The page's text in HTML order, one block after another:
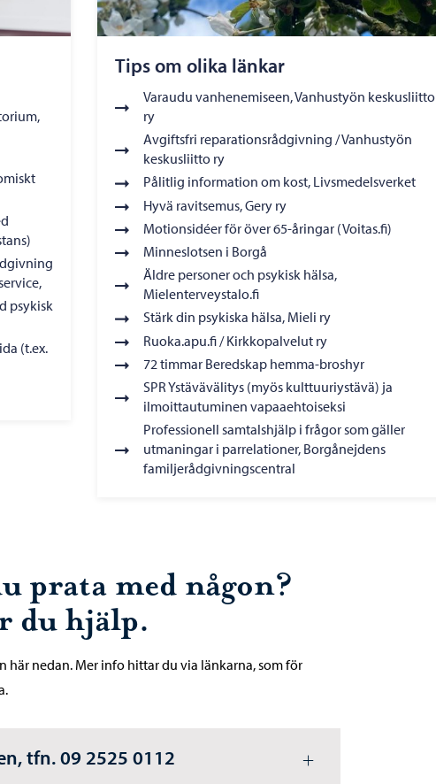
psykisk
(t.ex.
Tips om olika länkar
Varaudu vanhenemiseen, Vanhustyön keskusliitto
ry
Avgiftsfri reparationsrådgivning / Vanhustyön
keskusliitto ry
Pålitlig information om kost, Livsmedelsverket
Hyvä ravitsemus, Gery ry
Motionsidéer för över 65-åringar (Voitas.fi)
Minneslotsen i Borgå
Äldre personer och psykisk hälsa,
Mielenterveystalo.fi
Stärk din psykiska hälsa, Mieli ry
Ruoka.apu.fi / Kirkkopalvelut ry
72 timmar Beredskap hemma-broshyr
SPR Ystävävälitys (myös kulttuuriystävä) ja
ilmoittautuminen vapaaehtoiseksi
Professionell samtalshjälp i frågor som gäller
utmaningar i parrelationer, Borgånejdens
familjerådgivningscentral
prata med någon?
du hjälp.
här nedan. Mer info hittar du via länkarna, som för
tfn. 09 2525 0112